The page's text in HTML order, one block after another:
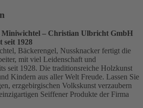
– Christian Ulbricht GmbH
seit 1928
Bäckerengel, Nussknacker fertigt die
mit viel Leidenschaft und
seit 1928. Die traditionsreiche Holzkunst
Kindern aus aller Welt Freude. Lassen Sie
erzgebirgischen Volkskunst verzaubern
Seiffener Produkte der Firma